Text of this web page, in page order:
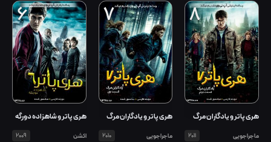
8
هری پاتر و یادگاران مرگ
قسمت دوم
ماجراجویی 2011
7
هری پاتر و یادگاران مرگ
قسمت اول
ماجراجویی 2010
6
هری پاتر و شاهزاده دورگه
اکشن 2009